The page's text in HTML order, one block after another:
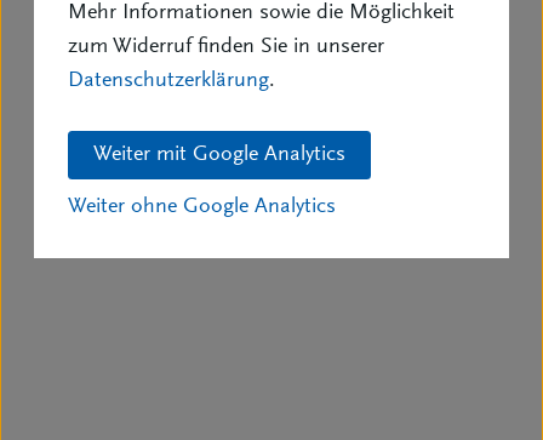
Mehr Informationen sowie die Möglichkeit
zum Widerruf finden Sie in unserer
Datenschutzerklärung.
Weiter mit Google Analytics
Weiter ohne Google Analytics